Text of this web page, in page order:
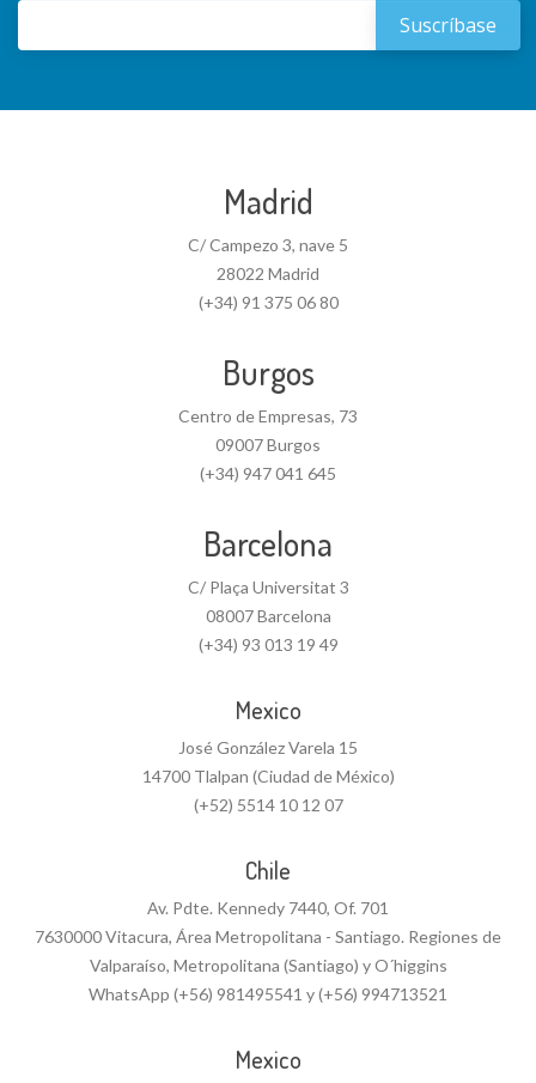
Madrid
C/ Campezo 3, nave 5
28022 Madrid
(+34) 91 375 06 80
Burgos
Centro de Empresas, 73
09007 Burgos
(+34) 947 041 645
Barcelona
C/ Plaça Universitat 3
08007 Barcelona
(+34) 93 013 19 49
Mexico
José González Varela 15
14700 Tlalpan (Ciudad de México)
(+52) 5514 10 12 07
Chile
Av. Pdte. Kennedy 7440, Of. 701
7630000 Vitacura, Área Metropolitana - Santiago. Regiones de
Valparaíso, Metropolitana (Santiago) y O´higgins
WhatsApp (+56) 981495541 y (+56) 994713521
Mexico